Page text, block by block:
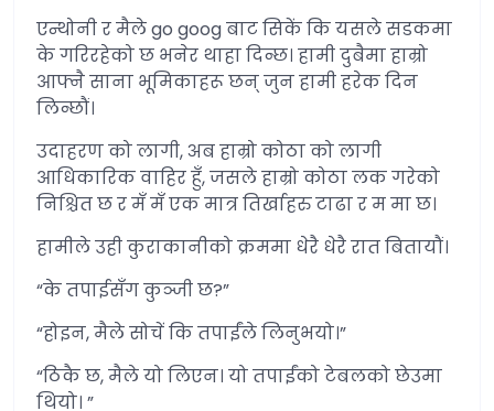
एन्थोनी र मैले go goog बाट सिकें कि यसले सडकमा
के गरिरहेको छ भनेर थाहा दिन्छ। हामी दुबैमा हाम्रो
आफ्नै साना भूमिकाहरू छन् जुन हामी हरेक दिन
लिन्छौं।
उदाहरण को लागी, अब हाम्रो कोठा को लागी
आधिकारिक वाहिर हुँ, जसले हाम्रो कोठा लक गरेको
निश्चित छ र मँ मँ एक मात्र तिर्खाहरु टाढा र म मा छ।
हामीले उही कुराकानीको क्रममा धेरै धेरै रात बितायौं।
“के तपाईसँग कुञ्जी छ?”
“होइन, मैले सोचें कि तपाईंले लिनुभयो।”
“ठिकै छ, मैले यो लिएन। यो तपाईंको टेबलको छेउमा
थियो। ”